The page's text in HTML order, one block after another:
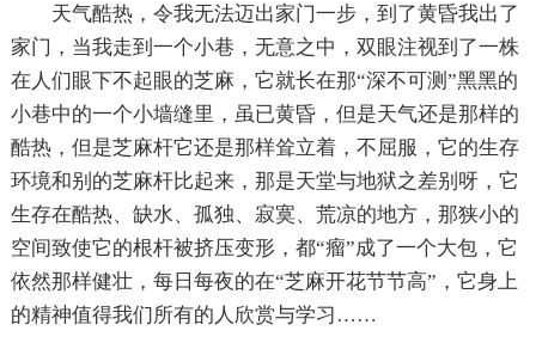
天气酷热，令我无法迈出家门一步，到了黄昏我出了
家门，当我走到一个小巷，无意之中，双眼注视到了一株
在人们眼下不起眼的芝麻，它就长在那“深不可测”黑黑的
小巷中的一个小墙缝里，虽已黄昏，但是天气还是那样的
酷热，但是芝麻杆它还是那样耸立着，不屈服，它的生存
环境和别的芝麻杆比起来，那是天堂与地狱之差别呀，它
生存在酷热、缺水、孤独、寂寞、荒凉的地方，那狭小的
空间致使它的根杆被挤压变形，都“瘤”成了一个大包，它
依然那样健壮，每日每夜的在“芝麻开花节节高”，它身上
的精神值得我们所有的人欣赏与学习……